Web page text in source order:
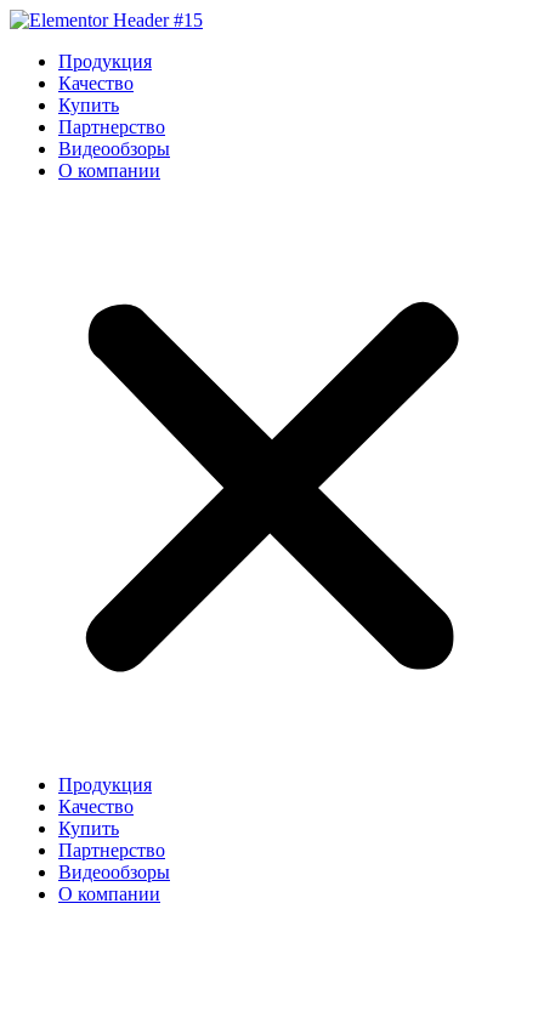
Перейти
содержимому
Продукция
Качество
Купить
Партнерство
Видеообзоры
О компании
Продукция
Качество
Купить
Партнерство
Видеообзоры
О компании